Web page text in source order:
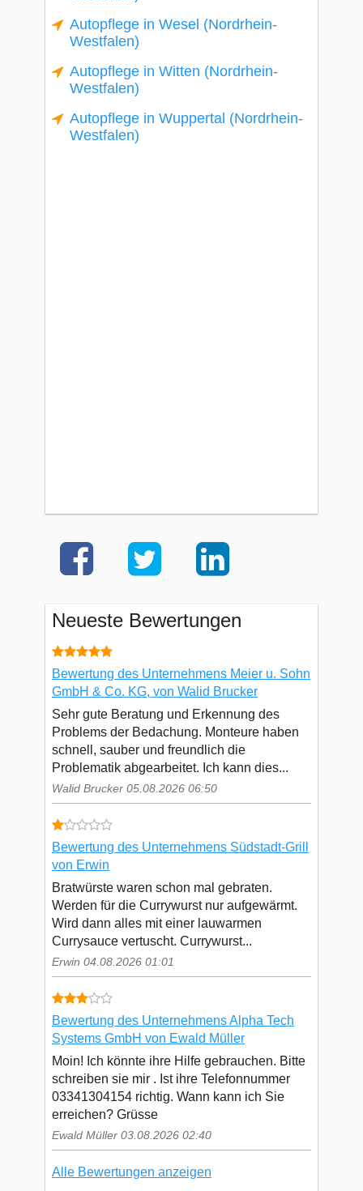
Autopflege in Wesel (Nordrhein-
Westfalen)
Autopflege in Witten (Nordrhein-
Westfalen)
Autopflege in Wuppertal (Nordrhein-
Westfalen)
Neueste Bewertungen
Bewertung des Unternehmens Meier u. Sohn
GmbH & Co. KG, von Walid Brucker
Sehr gute Beratung und Erkennung des
Problems der Bedachung. Monteure haben
schnell, sauber und freundlich die
Problematik abgearbeitet. Ich kann dies...
Walid Brucker 05.08.2026 06:50
Bewertung des Unternehmens Südstadt-Grill
von Erwin
Bratwürste waren schon mal gebraten.
Werden für die Currywurst nur aufgewärmt.
Wird dann alles mit einer lauwarmen
Currysauce vertuscht. Currywurst...
Erwin 04.08.2026 01:01
Bewertung des Unternehmens Alpha Tech
Systems GmbH von Ewald Müller
Moin! Ich könnte ihre Hilfe gebrauchen. Bitte
schreiben sie mir . Ist ihre Telefonnummer
03341304154 richtig. Wann kann ich Sie
erreichen? Grüsse
Ewald Müller 03.08.2026 02:40
Alle Bewertungen anzeigen